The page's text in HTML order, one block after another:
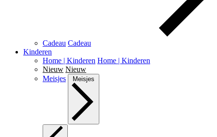
Cadeau Cadeau
Kinderen
Home | Kinderen Home | Kinderen
Nieuw Nieuw
Meisjes
Meisjes